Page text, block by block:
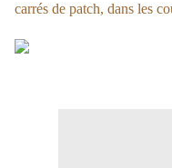
carrés de patch, dans les